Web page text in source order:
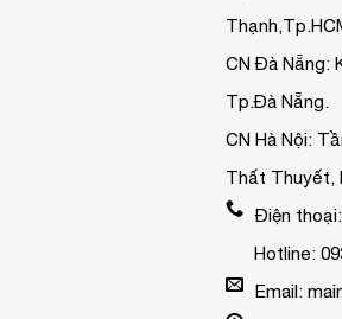
CN Đà Nẵng:
Tp.Đà Nẵng.
CN Hà Nội:
Thất Thuyết,
Điện thoại:
Hotline:
Email: